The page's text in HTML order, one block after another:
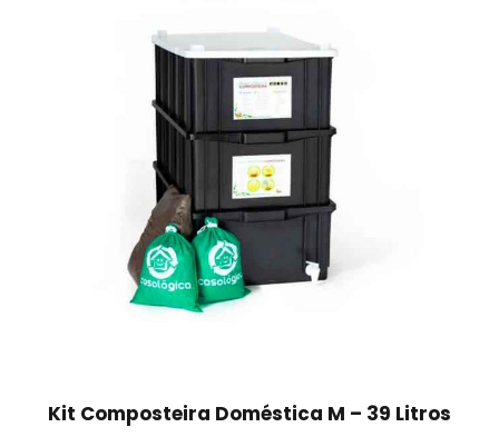
Kit Composteira Doméstica M – 39 Litros